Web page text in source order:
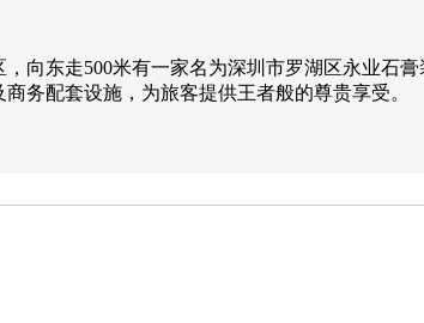
向东走500米有一家名为深圳市罗湖区永业石
务配套设施，为旅客提供王者般的尊贵享受。